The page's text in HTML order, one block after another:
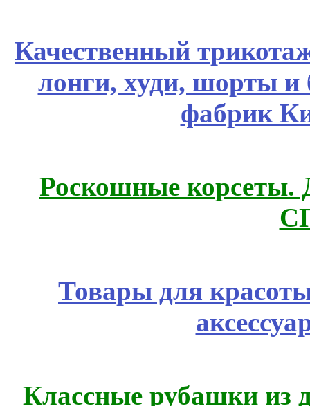
Качественный
лонги, худи, шорты
фабрик
Роскошные корсеты.
Товары для
Классные рубашки из